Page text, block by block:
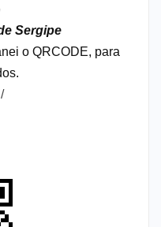
Sergipe
o QRCODE, para